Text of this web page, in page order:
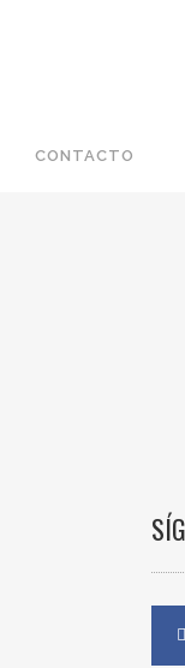
CONTACTO